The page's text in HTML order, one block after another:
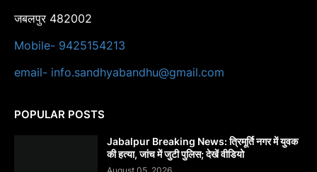
जबलपुर 482002
Mobile- 9425154213
email- info.sandhyabandhu@gmail.com
POPULAR POSTS
Jabalpur Breaking News: त्रिमूर्ति नगर में युवक
की हत्या, जांच में जुटी पुलिस; देखें वीडियो